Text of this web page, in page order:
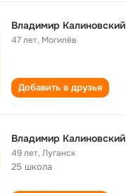
Владимир Калиновский
47 лет, Могилёв
Добавить в друзья
Владимир Калиновский
49 лет,Луганск
25 школа